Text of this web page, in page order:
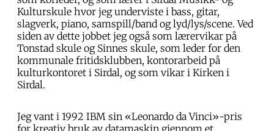
Kulturskule hvor jeg underviste i bass, gitar,
slagverk, piano, samspill/band og lyd/lys/scene. Ved
siden av dette jobbet jeg også som lærervikar på
Tonstad skule og Sinnes skule, som leder for den
kommunale fritidsklubben, kontorarbeid på
kulturkontoret i Sirdal, og som vikar i Kirken i
Sirdal.
Jeg vant i 1992 IBM sin «Leonardo da Vinci»-pris
for kreativ bruk av datamaskin gjennom et